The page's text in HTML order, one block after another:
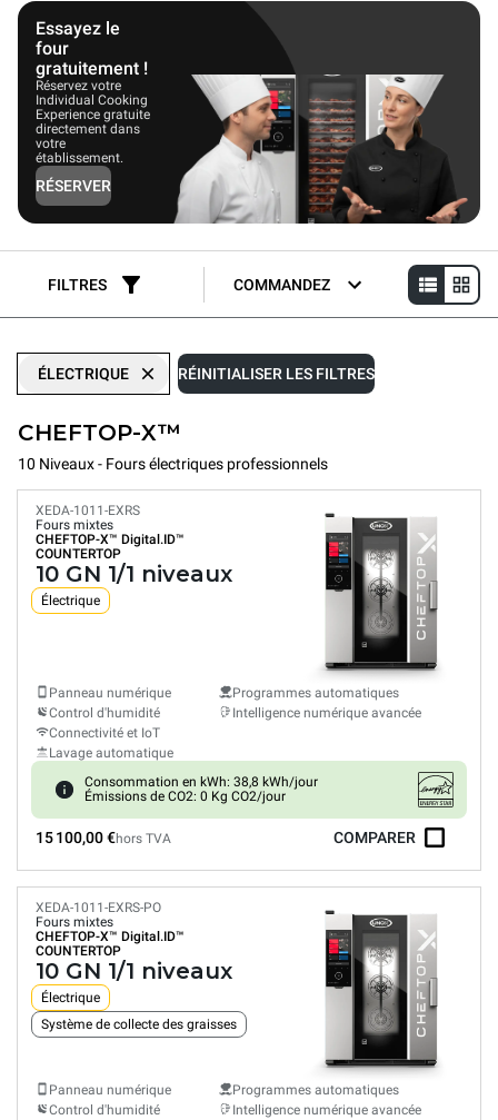
vapeur ou les friteuses commerciales, les fours électriques Unox
peuvent économiser entre 28 % et plus de 50 % de
consommation d'énergie.
Essayez le
four
gratuitement !
Réservez votre
Individual Cooking
Experience gratuite
directement dans
votre
établissement.
RÉSERVER
FILTRES COMMANDEZ
ÉLECTRIQUE RÉINITIALISER LES FILTRES
CHEFTOP-X™
10 Niveaux - Fours électriques professionnels
XEDA-1011-EXRS
Fours mixtes
CHEFTOP-X™ Digital.ID™
COUNTERTOP
10 GN 1/1 niveaux
Électrique
Panneau numérique
Control d'humidité
Connectivité et IoT
Lavage automatique
Programmes automatiques
Intelligence numérique avancée
Consommation en kWh: 38,8 kWh/jour
Émissions de CO2: 0 Kg CO2/jour
15 100,00 €hors TVA COMPARER
XEDA-1011-EXRS-PO
Fours mixtes
CHEFTOP-X™ Digital.ID™
COUNTERTOP
10 GN 1/1 niveaux
Électrique
Système de collecte des graisses
Panneau numérique
Control d'humidité
Programmes automatiques
Intelligence numérique avancée